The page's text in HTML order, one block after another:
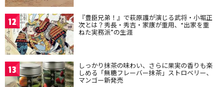
12 『豊臣兄弟！』で萩原護が演じる武将・小堀正
次とは？秀長・秀吉・家康が重用、“出家を重
ねた実務派”の生涯
13 しっかり抹茶の味わい、さらに果実の香りも楽
しめる「無糖フレーバー抹茶」ストロベリー、
マンゴー新発売